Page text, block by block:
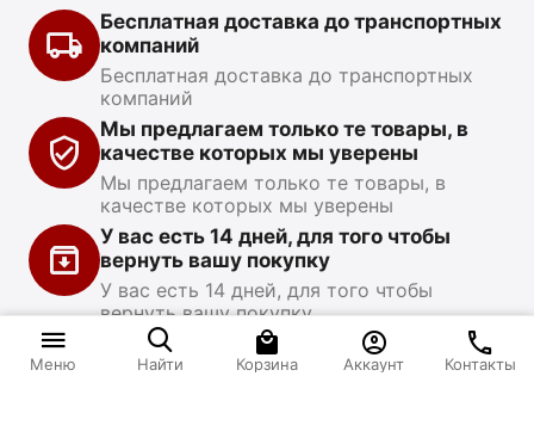
Бесплатная доставка до транспортных
компаний
Бесплатная доставка до транспортных
компаний
Мы предлагаем только те товары, в
качестве которых мы уверены
Мы предлагаем только те товары, в
качестве которых мы уверены
У вас есть 14 дней, для того чтобы
вернуть вашу покупку
У вас есть 14 дней, для того чтобы
вернуть вашу покупку
‍513‍ ₽ В корзину
Меню Найти Корзина Аккаунт Контакты